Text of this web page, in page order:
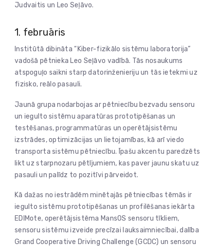
Judvaitis un Leo Seļāvo.
1. februāris
Institūtā dibināta “Kiber-fizikālo sistēmu laboratorija”
vadošā pētnieka Leo Seļāvo vadībā. Tās nosaukums
atspoguļo saikni starp datorinženieriju un tās ietekmi uz
fizisko, reālo pasauli.
Jaunā grupa nodarbojas ar pētniecību bezvadu sensoru
un iegulto sistēmu aparatūras prototipēšanas un
testēšanas, programmatūras un operētājsistēmu
izstrādes, optimizācijas un lietojamības, kā arī viedo
transporta sistēmu pētniecību. Īpašu akcentu paredzēts
likt uz starpnozaru pētījumiem, kas paver jaunu skatu uz
pasauli un palīdz to pozitīvi pārveidot.
Kā dažas no iestrādēm minētajās pētniecības tēmās ir
iegulto sistēmu prototipēšanas un profilēšanas iekārta
EDIMote, operētājsistēma MansOS sensoru tīkliem,
sensoru sistēmu izveide precīzai lauksaimniecībai, dalība
Grand Cooperative Driving Challenge (GCDC) un sensoru